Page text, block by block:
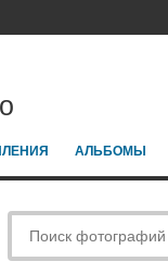
АЛЬБОМЫ